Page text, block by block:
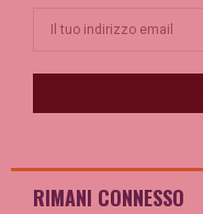
RIMANI CONNESSO